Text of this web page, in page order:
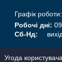
Графік роботи:
Робочі дні:
Сб-Нд:
Угода користувача